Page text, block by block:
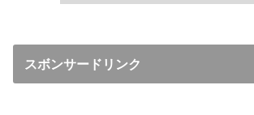
スボンサードリンク